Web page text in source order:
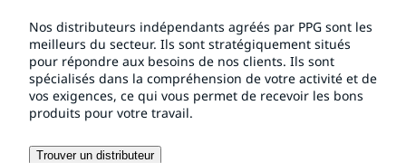
Nos distributeurs indépendants agréés par PPG sont les
meilleurs du secteur. Ils sont stratégiquement situés
pour répondre aux besoins de nos clients. Ils sont
spécialisés dans la compréhension de votre activité et de
vos exigences, ce qui vous permet de recevoir les bons
produits pour votre travail.
Trouver un distributeur